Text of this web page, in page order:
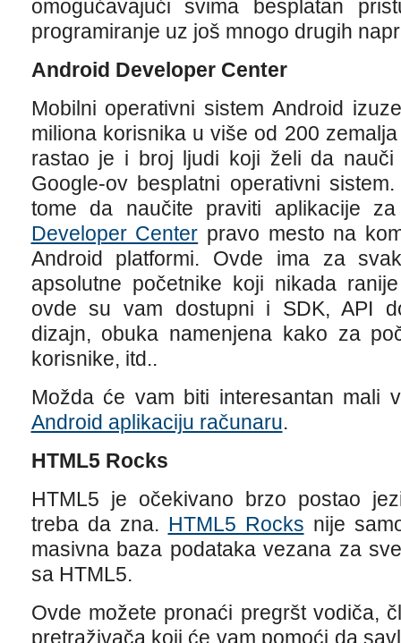
omogućavajući svima besplatan
programiranje uz još mnogo drugih
Android Developer Center
Mobilni operativni sistem Android
miliona korisnika u više od 200
rastao je i broj ljudi koji želi da
Google-ov besplatni operativni
tome da naučite praviti aplikacije
Developer Center pravo mesto na
Android platformi. Ovde ima za
apsolutne početnike koji nikada
ovde su vam dostupni i SDK, API
dizajn, obuka namenjena kako za
korisnike, itd..
Možda će vam biti interesantan mali
Android aplikaciju računaru.
HTML5 Rocks
HTML5 je očekivano brzo postao
treba da zna. HTML5 Rocks nije
masivna baza podataka vezana za
sa HTML5.
Ovde možete pronaći pregršt vodiča,
pretraživača koji će vam pomoći da